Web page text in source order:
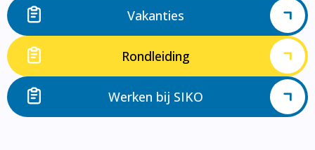
Vakanties
Rondleiding
Werken bij SIKO